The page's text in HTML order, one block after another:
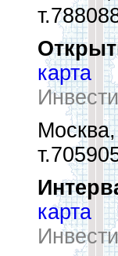
карта
карта